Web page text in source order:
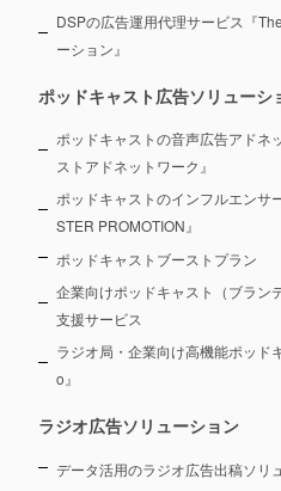
DSPの広告運用代理サービス『
ーション』
ポッドキャスト広告ソリューシ
ポッドキャストの音声広告アドネ
ストアドネットワーク』
ポッドキャストのインフルエンサ
STER PROMOTION』
ポッドキャストブーストプラン
企業向けポッドキャスト（ブラン
支援サービス
ラジオ局・企業向け高機能ポッド
o』
ラジオ広告ソリューション
データ活用のラジオ広告出稿ソリ